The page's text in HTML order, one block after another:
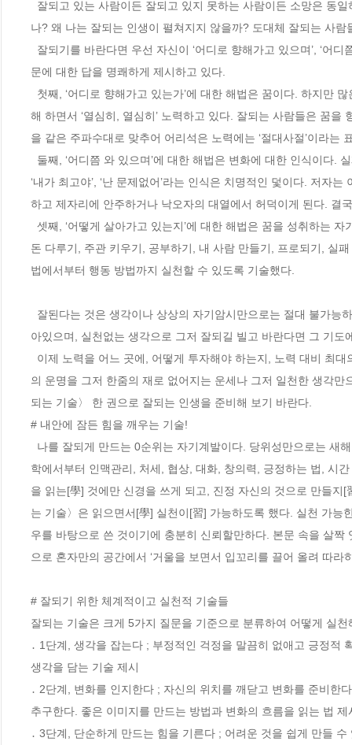
나? 왜 나는 잘되는 인생이 펼쳐지지 않을까? 도대체 잘되는 사
문에 대한 답을 명쾌하게 제시하고 있다.
해 하면서 ‘열심히, 열심히’ 노력하고 있다. 잘되는 사람들은 꿈
을 같은 주파수대로 맞추어 어리석은 노력에는 ‘절대사절’이라는
‘내가 최고야’, ‘난 문제없어’라는 인식은 치명적인 덫이다. 저자
하고 제자리에 안주하거나 낙오자의 대열에서 허덕이게 된다. 결
돈 다루기, 주관 키우기, 공부하기, 내 사람 만들기, 프로되기, 실
법에서부터 행동 방법까지 실천할 수 있도록 기술했다.
아있으며, 실천없는 생각으로 그저 잘되길 빌고 바란다면 그 기
의 운명을 그저 한줌의 재로 없어지는 운세나 그저 일천한 생각
되는 기술〉 한 권으로 잘되는 인생을 준비해 보기 바란다.
# 내안에 잠든 힘을 깨우는 기술!
학에서부터 인맥관리, 처세, 협상, 대화, 창의력, 긍정하는 법, 시
을 읽는[學] 것에만 신경을 쓰게 되고, 진정 자신의 것으로 만들지
는 기술〉은 읽으면서[學] 실천이[習] 가능하도록 했다. 실천 가
우를 바탕으로 쓴 것이기에 충분히 신뢰할만하다. 본문 속을 살짝
으로 혼자만의 공간에서 ‘거울을 보면서 입꼬리를 끌어 올려 따
# 잘되기 위한 체계적이고 실천적 기술들
잘되는 기술은 크게 5가지 질문을 기준으로 분류하여 어떻게 실
․ 1단계, 생각을 잡는다 ; 부정적인 걱정을 말끔히 없애고 긍정적
생각을 담는 기술 제시
․ 2단계, 변화를 인지한다 ; 자신의 위치를 깨닫고 변화를 준비한
추구한다. 좋은 이미지를 만드는 방법과 변화의 흐름을 읽는 법 제
․ 3단계, 단순하게 만드는 힘을 기른다 ; 어려운 것을 쉽게 만들